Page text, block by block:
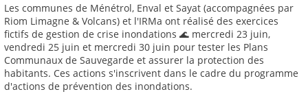
Les communes de Ménétrol, Enval et Sayat (accompagnées par
Riom Limagne & Volcans) et l'IRMa ont réalisé des exercices
fictifs de gestion de crise inondations 🌊 mercredi 23 juin,
vendredi 25 juin et mercredi 30 juin pour tester les Plans
Communaux de Sauvegarde et assurer la protection des
habitants. Ces actions s'inscrivent dans le cadre du programme
d'actions de prévention des inondations.